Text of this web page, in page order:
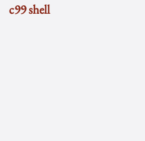
c99 shell